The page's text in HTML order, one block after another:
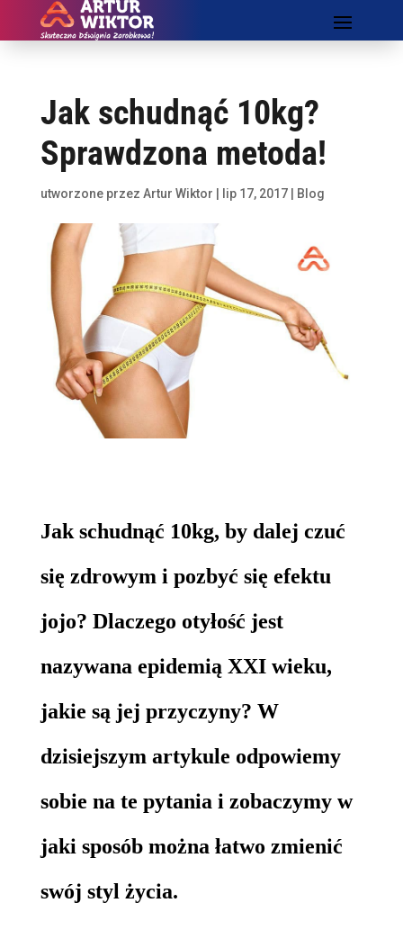
Jak schudnąć 10kg?
Sprawdzona metoda!
utworzone przez Artur Wiktor lip 17, 2017| Blog
Jak schudnąć 10kg, by dalej czuć
się zdrowym i pozbyć się efektu
jojo? Dlaczego otyłość jest
nazywana epidemią XXI wieku,
jakie są jej przyczyny? W
dzisiejszym artykule odpowiemy
sobie na te pytania i zobaczymy w
jaki sposób można łatwo zmienić
swój styl życia.